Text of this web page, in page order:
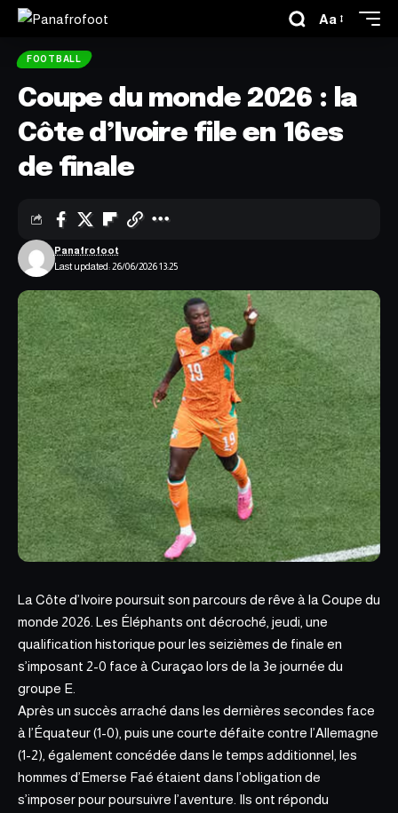
Aa
FOOTBALL
Coupe du monde 2026 : la
Côte d’Ivoire file en 16es
de finale
Last updated: 26/06/2026 13:25
Panafrofoot
La Côte d’Ivoire poursuit son parcours de rêve à la Coupe du
monde 2026. Les Éléphants ont décroché, jeudi, une
qualification historique pour les seizièmes de finale en
s’imposant 2-0 face à Curaçao lors de la 3e journée du
groupe E.
Après un succès arraché dans les dernières secondes face
à l’Équateur (1-0), puis une courte défaite contre l’Allemagne
(1-2), également concédée dans le temps additionnel, les
hommes d’Emerse Faé étaient dans l’obligation de
s’imposer pour poursuivre l’aventure. Ils ont répondu